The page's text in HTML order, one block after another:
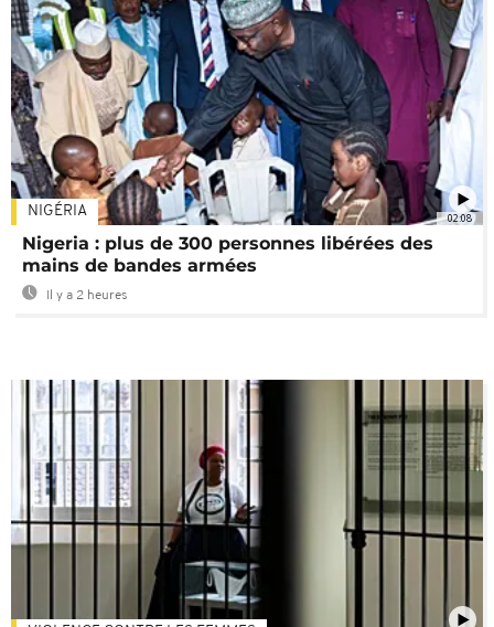
02:08
NIGÉRIA
Nigeria : plus de 300 personnes libérées des
mains de bandes armées
Il y a 2 heures